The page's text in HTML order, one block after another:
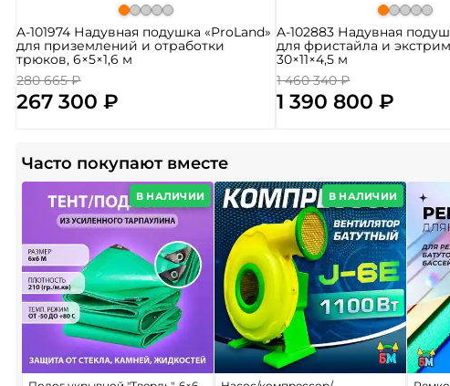
A-101974 Надувная подушка «ProLand»
для приземлений и отработки
трюков, 6×5×1,6 м
280 665 ₽
267 300 ₽
A-102883 Надувная
для фристайла и
30×11×4,5 м
1 460 340 ₽
1 390 800 ₽
Часто покупают вместе
В НАЛИЧИИ В НАЛИЧИИ